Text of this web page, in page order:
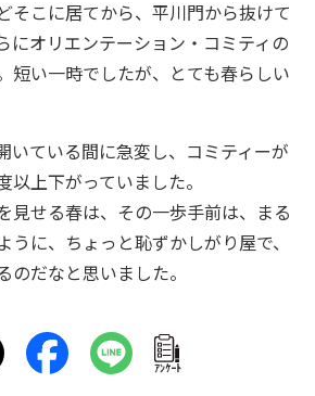
こに居てから、平川門から抜けて
にオリエンテーション・コミティの
短い一時でしたが、とても春らしい
いている間に急変し、コミティーが
上下がっていました。
見せる春は、その一歩手前は、まる
うに、ちょっと恥ずかしがり屋で、
のだなと思いました。
ｱﾝｹｰﾄ